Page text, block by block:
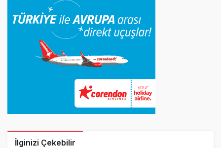
İlginizi Çekebilir